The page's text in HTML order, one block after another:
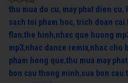
thu mua do cu, may phat dien cu,
sach toi pham hoc, trich doan cai
flan,the hinh,nhac que huong
mp3,nhac dance remix,nhac cho
pham hong que,thu mua may
bon cau thong minh,sua bon cau